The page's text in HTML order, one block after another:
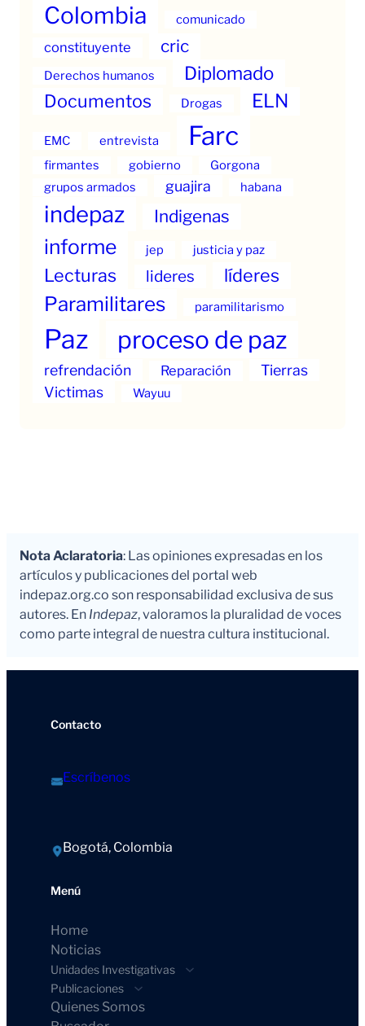
Colombia comunicado
constituyente cric
Derechos humanos Diplomado
Documentos Drogas ELN
EMC entrevista Farc
firmantes gobierno
Gorgona
grupos armados
guajira habana
indepaz Indigenas
informe jep justicia y paz
Lecturas lideres líderes
Paramilitares paramilitarismo
Paz proceso de paz
refrendación Reparación
Tierras
Victimas
Wayuu
Nota Aclaratoria: Las opiniones expresadas en los
artículos y publicaciones del portal web
indepaz.org.co son responsabilidad exclusiva de sus
autores. En Indepaz, valoramos la pluralidad de voces
como parte integral de nuestra cultura institucional.
Contacto
Escríbenos
Bogotá, Colombia
Menú
Home
Noticias
Unidades Investigativas
Publicaciones
Quienes Somos